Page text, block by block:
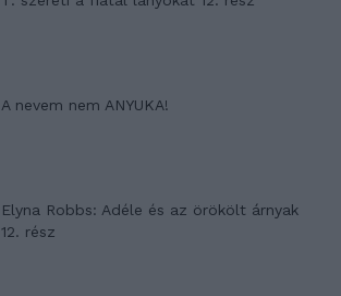
A nevem nem ANYUKA!
Elyna Robbs: Adéle és az örökölt árnyak
12. rész